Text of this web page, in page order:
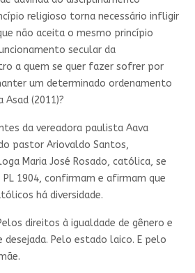
religioso torna necessário infligir
não aceita o mesmo princípio
secular da
a quem se quer fazer sofrer por
um determinado ordenamento
(2011)?
da vereadora paulista Aava
pastor Ariovaldo Santos,
Maria José Rosado, católica, se
1904, confirmam e afirmam que
há diversidade.
direitos à igualdade de gênero e
desejada. Pelo estado laico. E pelo